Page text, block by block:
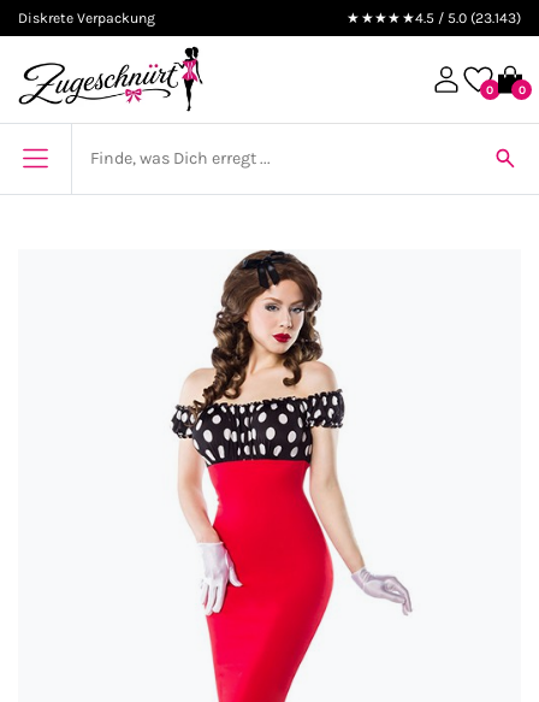
Diskrete Verpackung ★★★★★4.5 / 5.0 (23.143)
0 0